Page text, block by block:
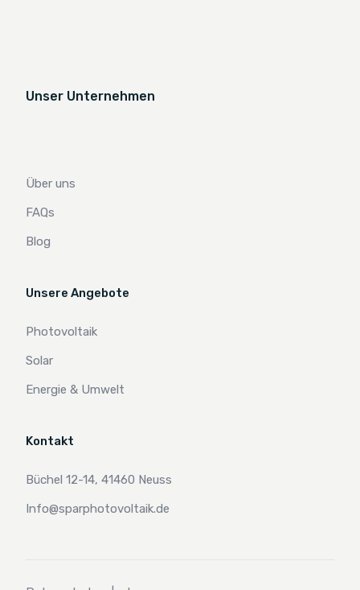
Unser Unternehmen
Über uns
FAQs
Blog
Unsere Angebote
Photovoltaik
Solar
Energie & Umwelt
Kontakt
Büchel 12-14, 41460 Neuss
Info@sparphotovoltaik.de